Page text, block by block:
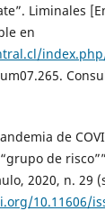
Liminales
en
de
de
2020, n. 29
10.11606/